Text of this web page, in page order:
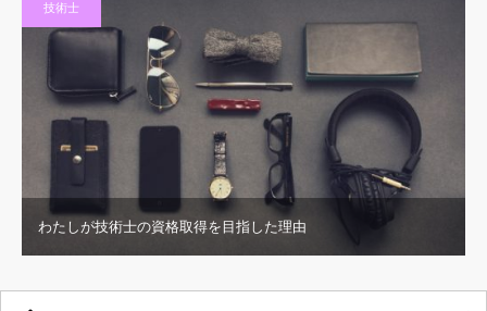
技術士
わたしが技術士の資格取得を目指した理由